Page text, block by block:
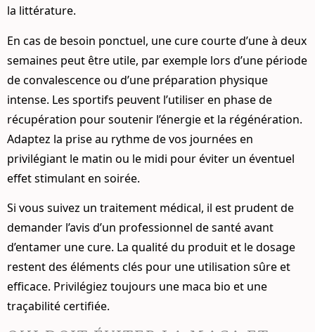
la littérature.
En cas de besoin ponctuel, une cure courte d’une à deux
semaines peut être utile, par exemple lors d’une période
de convalescence ou d’une préparation physique
intense. Les sportifs peuvent l’utiliser en phase de
récupération pour soutenir l’énergie et la régénération.
Adaptez la prise au rythme de vos journées en
privilégiant le matin ou le midi pour éviter un éventuel
effet stimulant en soirée.
Si vous suivez un traitement médical, il est prudent de
demander l’avis d’un professionnel de santé avant
d’entamer une cure. La qualité du produit et le dosage
restent des éléments clés pour une utilisation sûre et
efficace. Privilégiez toujours une maca bio et une
traçabilité certifiée.